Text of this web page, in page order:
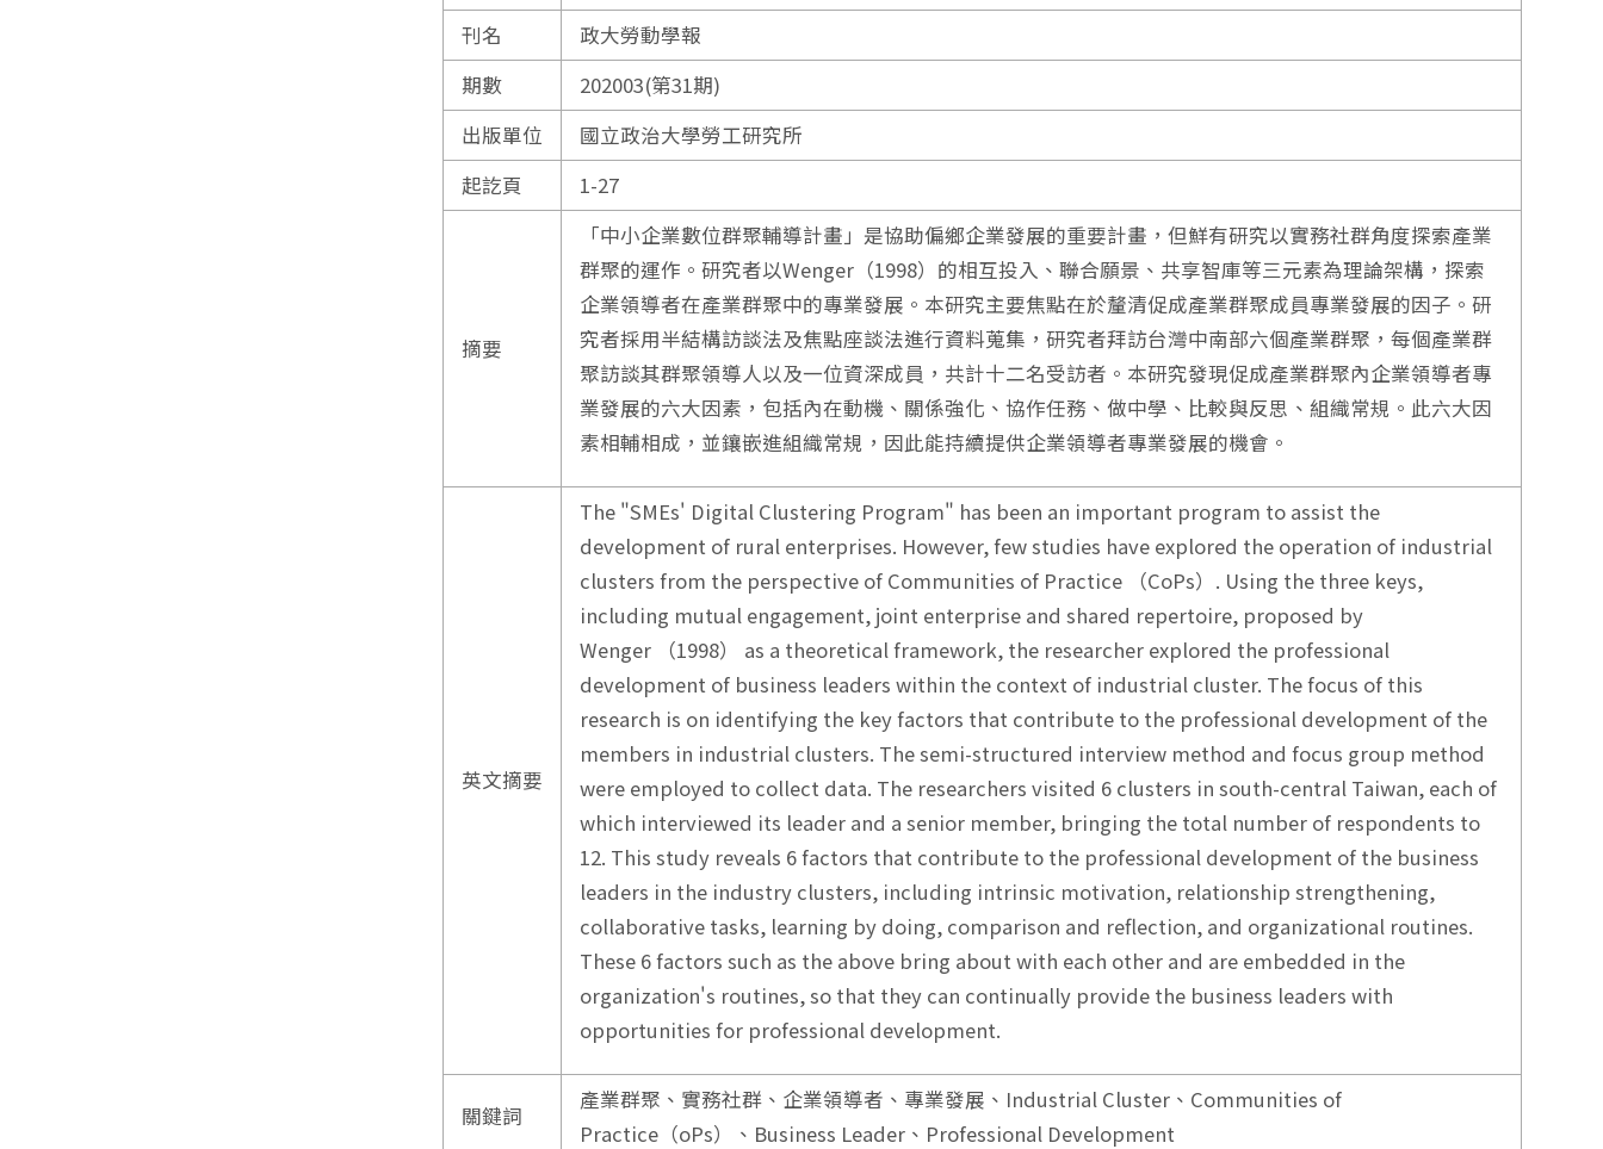
刊名
政大勞動學報
期數
202003(第31期)
出版單位
國立政治大學勞工研究所
起訖頁
1-27
摘要
「中小企業數位群聚輔導計畫」是協助偏鄉企業發展的重要計畫，但鮮有研究以實務社群角度探索產業
群聚的運作。研究者以Wenger（1998）的相互投入、聯合願景、共享智庫等三元素為理論架構，探索
企業領導者在產業群聚中的專業發展。本研究主要焦點在於釐清促成產業群聚成員專業發展的因子。研
究者採用半結構訪談法及焦點座談法進行資料蒐集，研究者拜訪台灣中南部六個產業群聚，每個產業群
聚訪談其群聚領導人以及一位資深成員，共計十二名受訪者。本研究發現促成產業群聚內企業領導者專
業發展的六大因素，包括內在動機、關係強化、協作任務、做中學、比較與反思、組織常規。此六大因
素相輔相成，並鑲嵌進組織常規，因此能持續提供企業領導者專業發展的機會。
英文摘要
The "SMEs' Digital Clustering Program" has been an important program to assist the
development of rural enterprises. However, few studies have explored the operation of industrial
clusters from the perspective of Communities of Practice （CoPs）. Using the three keys,
including mutual engagement, joint enterprise and shared repertoire, proposed by
Wenger （1998） as a theoretical framework, the researcher explored the professional
development of business leaders within the context of industrial cluster. The focus of this
research is on identifying the key factors that contribute to the professional development of the
members in industrial clusters. The semi-structured interview method and focus group method
were employed to collect data. The researchers visited 6 clusters in south-central Taiwan, each of
which interviewed its leader and a senior member, bringing the total number of respondents to
12. This study reveals 6 factors that contribute to the professional development of the business
leaders in the industry clusters, including intrinsic motivation, relationship strengthening,
collaborative tasks, learning by doing, comparison and reflection, and organizational routines.
These 6 factors such as the above bring about with each other and are embedded in the
organization's routines, so that they can continually provide the business leaders with
opportunities for professional development.
關鍵詞
產業群聚、實務社群、企業領導者、專業發展、Industrial Cluster、Communities of
Practice（oPs）、Business Leader、Professional Development